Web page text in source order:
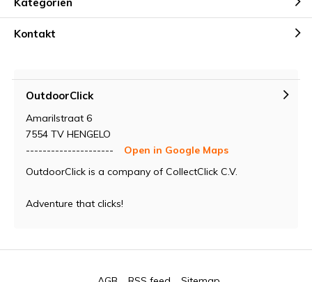
Kontakt
OutdoorClick
Amarilstraat 6
7554 TV HENGELO
---------------------
Open in Google Maps
OutdoorClick is a company of CollectClick C.V.
Adventure that clicks!